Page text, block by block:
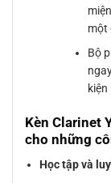
một
Bộ
kiện
Kèn Clarinet
cho những
Học tập và